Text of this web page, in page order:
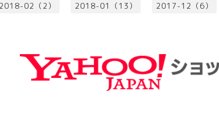
2018-02（2） 2018-01（13） 2017-12（6）